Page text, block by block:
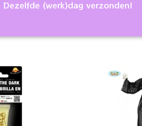
(werk)dag verzonden!